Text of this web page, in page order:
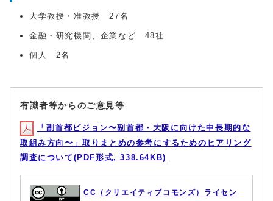
大学教授・准教授 27名
⾦融・研究機関、企業など 48社
個人 2名
有識者等からのご意見等
「副⾸都ビジョン〜副⾸都・⼤阪に向けた中⻑期的な
取組み⽅向〜」取りまとめの参考にするためのヒアリング
調査について(PDF形式, 338.64KB)
CC（クリエイティブコモンズ）ライセン